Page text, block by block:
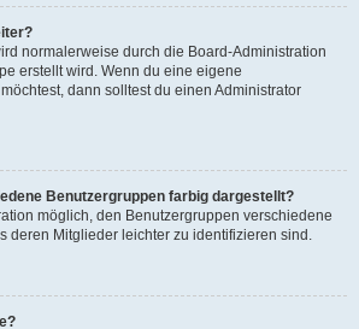
normalerweise durch die Board-Administration
erstellt wird. Wenn du eine eigene
dann solltest du einen Administrator
Benutzergruppen farbig dargestellt?
möglich, den Benutzergruppen verschiedene
deren Mitglieder leichter zu identifizieren sind.